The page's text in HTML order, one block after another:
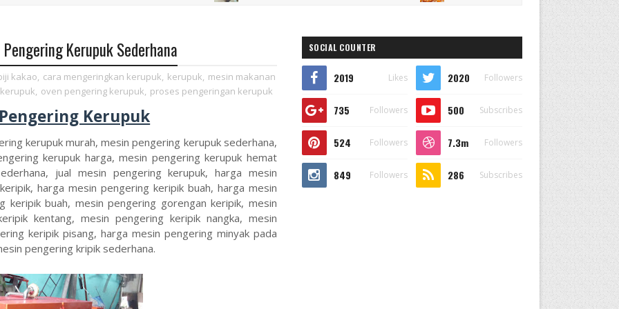
Kerupuk Sederhana
kakao, cara mengeringkan kerupuk, kerupuk, mesin makanan
, oven pengering kerupuk, proses pengeringan kerupuk
Kerupuk
kerupuk murah, mesin pengering kerupuk sederhana,
kerupuk harga, mesin pengering kerupuk hemat
jual mesin pengering kerupuk, harga mesin
harga mesin pengering keripik buah, harga mesin
keripik buah, mesin pengering gorengan keripik, mesin
kentang, mesin pengering keripik nangka, mesin
keripik pisang, harga mesin pengering minyak pada
pengering kripik sederhana.
SOCIAL COUNTER
2019 Likes 2020 Followers
735 Followers 500 Subscribes
524 Followers 7.3m Followers
849 Followers 286 Subscribes